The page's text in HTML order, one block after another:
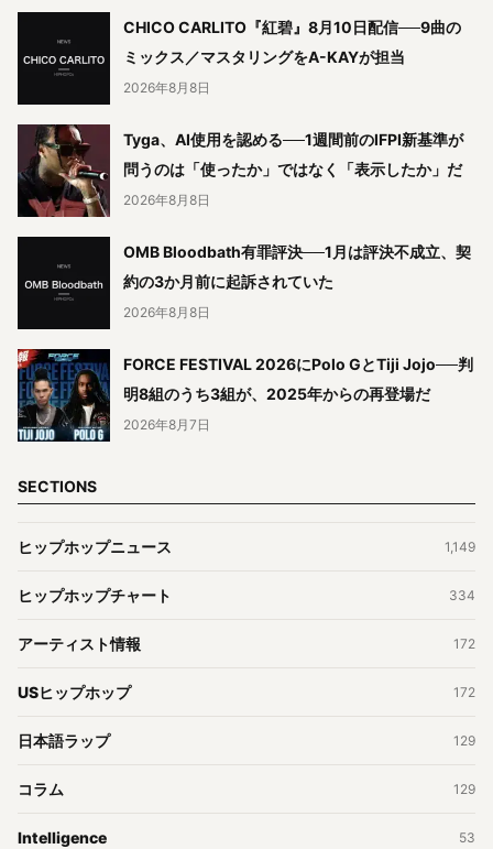
CHICO CARLITO『紅碧』8月10日配信──9曲の
ミックス／マスタリングをA-KAYが担当
2026年8月8日
Tyga、AI使用を認める──1週間前のIFPI新基準が
問うのは「使ったか」ではなく「表示したか」だ
2026年8月8日
OMB Bloodbath有罪評決──1月は評決不成立、契
約の3か月前に起訴されていた
2026年8月8日
FORCE FESTIVAL 2026にPolo GとTiji Jojo──判
明8組のうち3組が、2025年からの再登場だ
2026年8月7日
SECTIONS
ヒップホップニュース 1,149
ヒップホップチャート 334
アーティスト情報 172
USヒップホップ 172
日本語ラップ 129
コラム 129
Intelligence 53